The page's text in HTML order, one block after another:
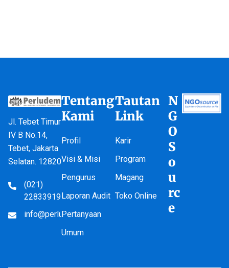
Jl. Tebet Timur
IV B No.14,
Tebet, Jakarta
Selatan. 12820
(021)
22833919
info@perludem.or.id
Tentang
Kami
Profil
Visi & Misi
Pengurus
Laporan Audit
Pertanyaan
Umum
Tautan
Link
Karir
Program
Magang
Toko Online
N
G
O
S
o
u
rc
e